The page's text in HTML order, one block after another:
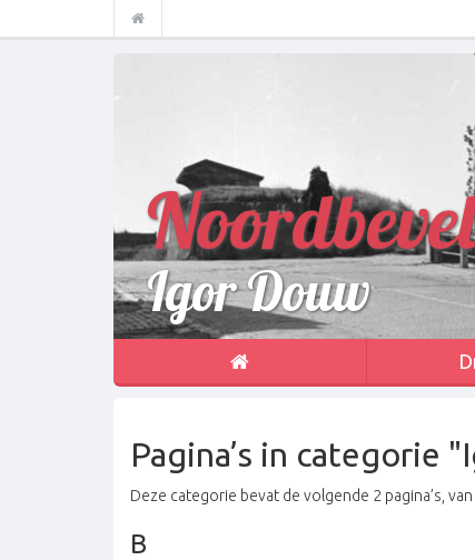
Igor Douw
Pagina’s in categorie
Deze categorie bevat de volgende 2 pagina’s,
B